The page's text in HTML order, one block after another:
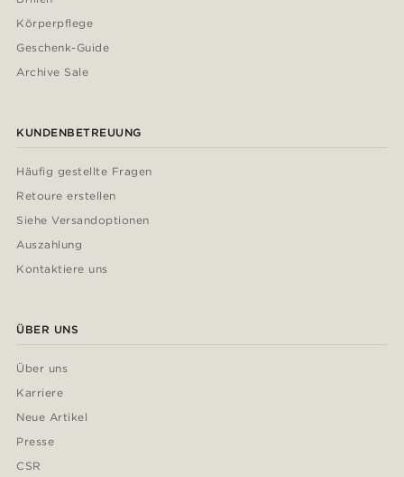
Körperpflege
Geschenk-Guide
Archive Sale
KUNDENBETREUUNG
Häufig gestellte Fragen
Retoure erstellen
Siehe Versandoptionen
Auszahlung
Kontaktiere uns
ÜBER UNS
Über uns
Karriere
Neue Artikel
Presse
CSR